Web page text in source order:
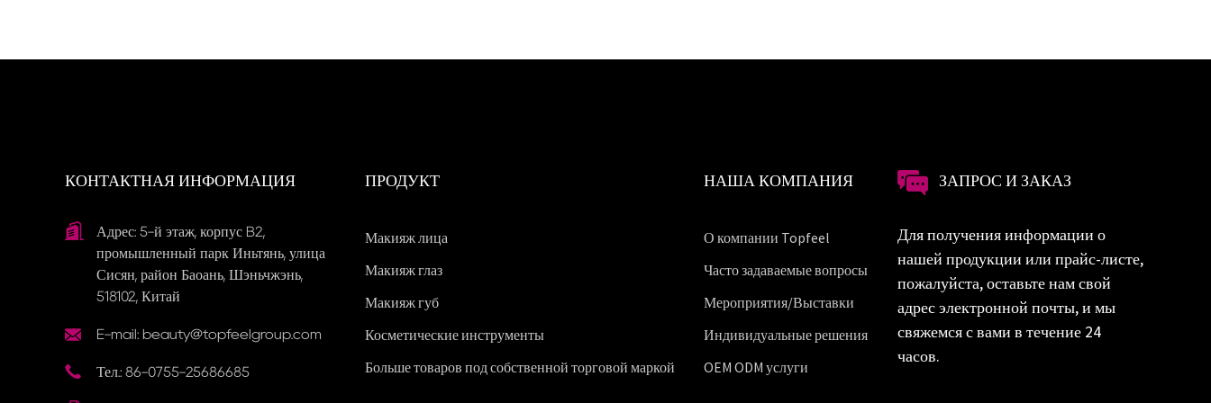
КОНТАКТНАЯ ИНФОРМАЦИЯ
Адрес: 5-й этаж, корпус B2,
промышленный парк Иньтянь, улица
Сисян, район Баоань, Шэньчжэнь,
518102, Китай
E-mail: beauty@topfeelgroup.com
Тел.: 86-0755-25686685
ПРОДУКТ
Макияж лица
Макияж глаз
Макияж губ
Косметические инструменты
Больше товаров под собственной торговой маркой
НАША КОМПАНИЯ
О компании Topfeel
Часто задаваемые вопросы
Мероприятия/Выставки
Индивидуальные решения
OEM ODM услуги
ЗАПРОС И ЗАКАЗ
Для получения информации о
нашей продукции или прайс-листе,
пожалуйста, оставьте нам свой
адрес электронной почты, и мы
свяжемся с вами в течение 24
часов.